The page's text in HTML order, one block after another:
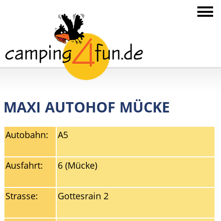
MAXI AUTOHOF MÜCKE
Autobahn: A5
Ausfahrt: 6 (Mücke)
Strasse: Gottesrain 2